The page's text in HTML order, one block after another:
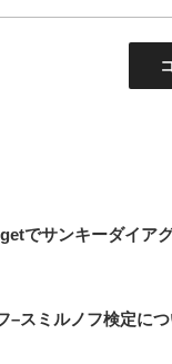
でサンキーダイア
–スミルノフ検定に